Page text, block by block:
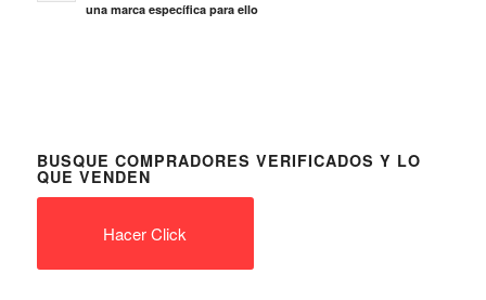
una marca específica para ello
BUSQUE COMPRADORES VERIFICADOS Y LO
QUE VENDEN
Hacer Click